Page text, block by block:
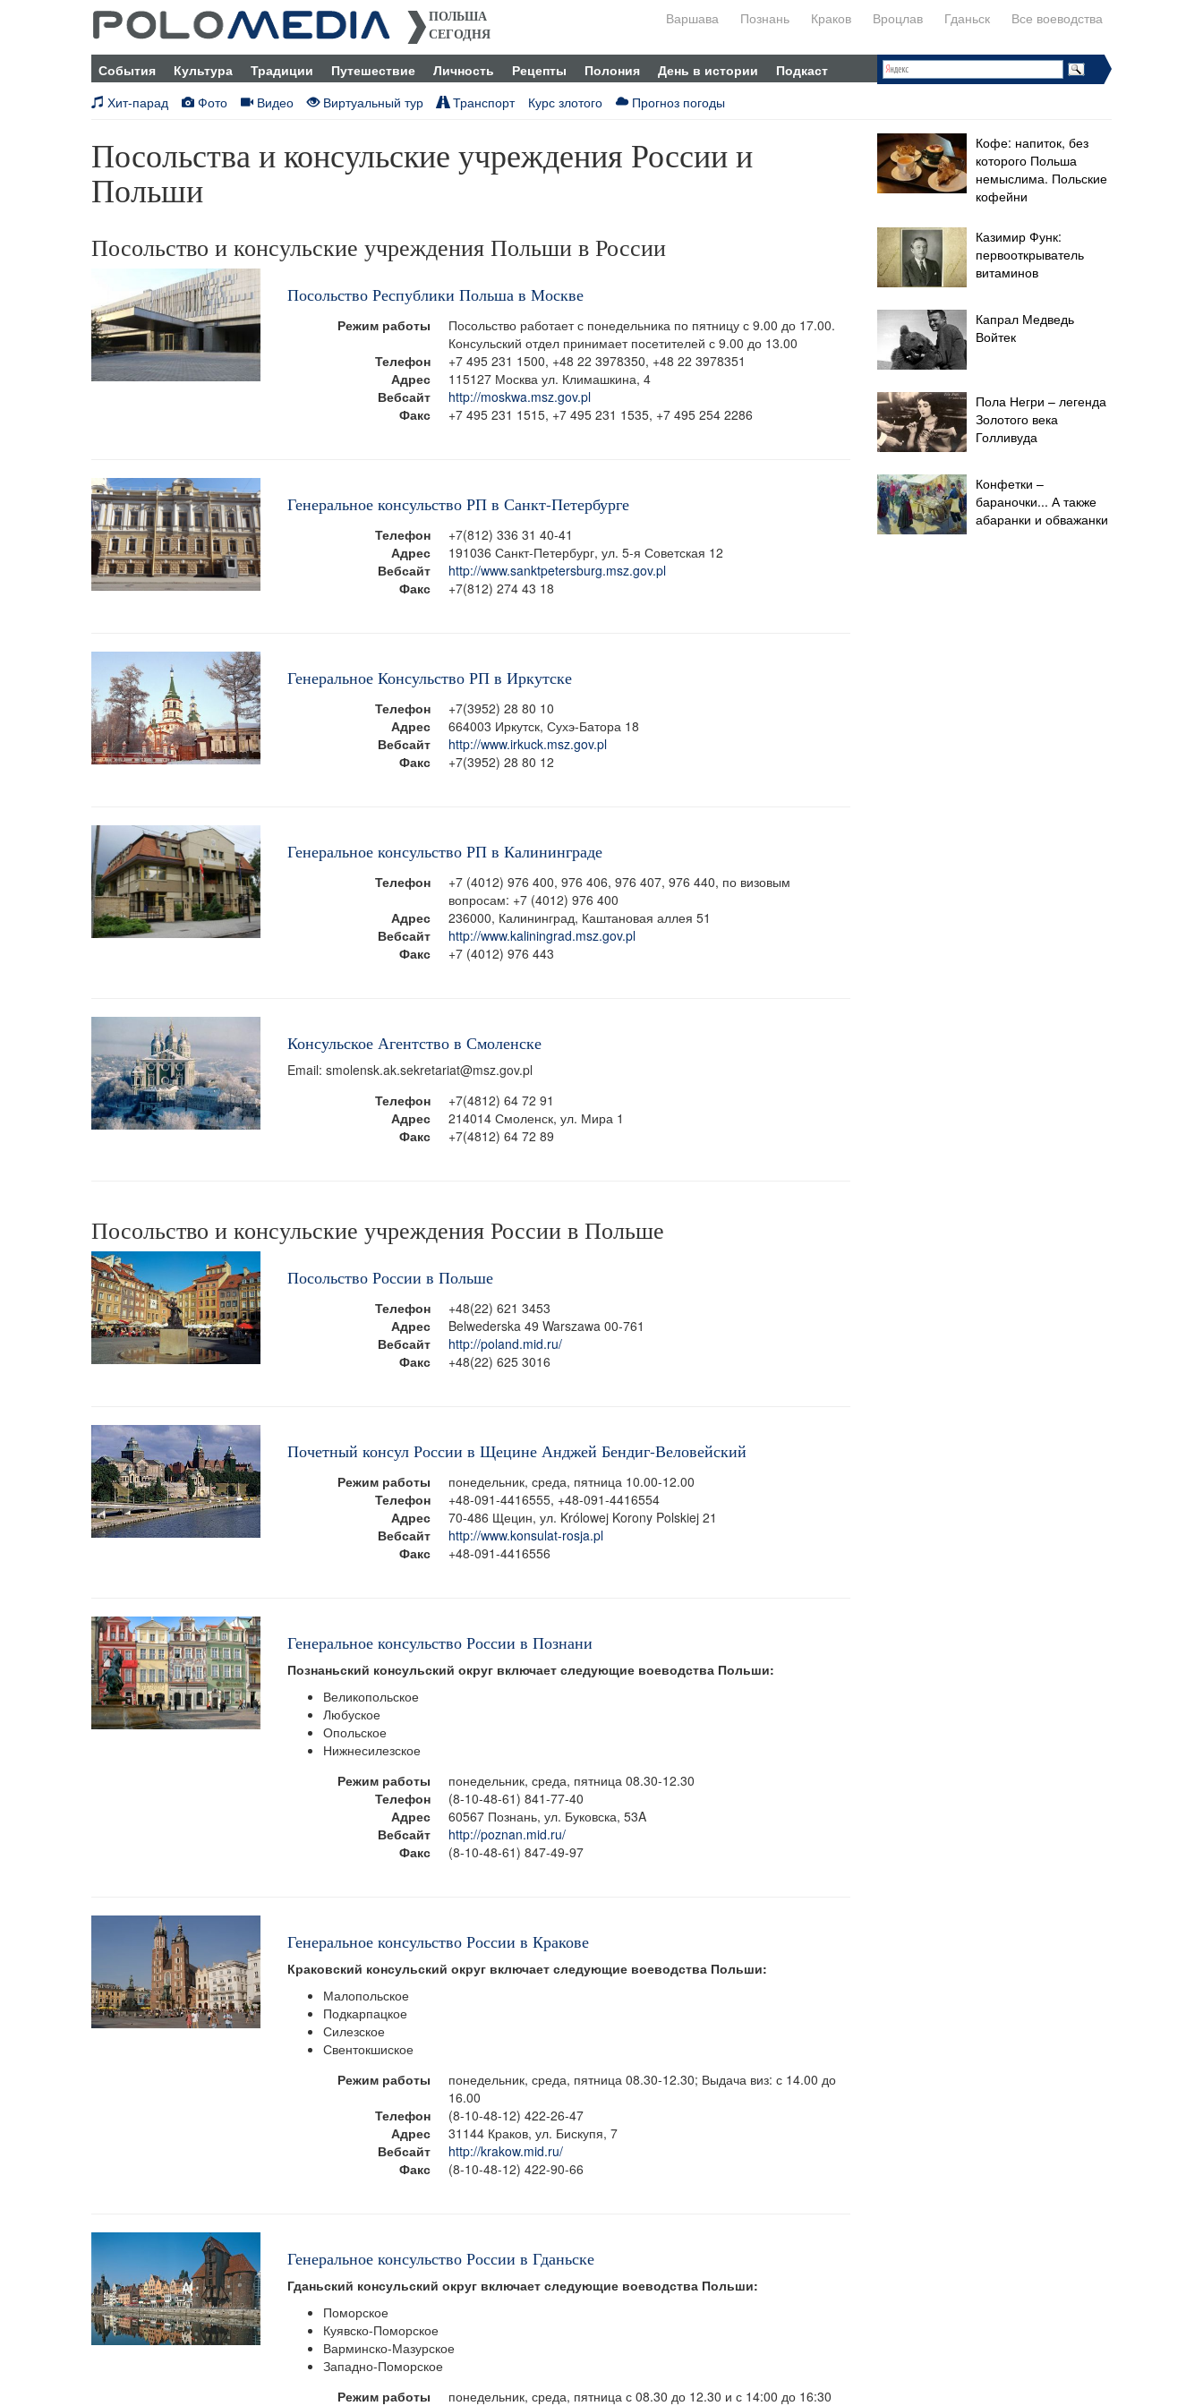
ПОЛЬША
СЕГОДНЯ
Варшава Познань Краков Вроцлав Гданьск Все воеводства
События Культура Традиции Путешествие Личность Рецепты Полония День в истории
Подкаст
Хит-парад
Фото Видео Виртуальный тур Транспорт Курс злотого Прогноз погоды
Посольства и консульские учреждения России и
Польши
Посольство и консульские учреждения Польши в России
Посольство Республики Польша в Москве
Режим работы
Посольство работает с понедельника по пятницу с 9.00 до 17.00.
Консульский отдел принимает посетителей с 9.00 до 13.00
Телефон
+7 495 231 1500, +48 22 3978350, +48 22 3978351
Адрес
115127 Москва ул. Климашкина, 4
Вебсайт
http://moskwa.msz.gov.pl
Факс
+7 495 231 1515, +7 495 231 1535, +7 495 254 2286
Генеральное консульство РП в Санкт-Петербурге
Телефон
+7(812) 336 31 40-41
Адрес
191036 Санкт-Петербург, ул. 5-я Советская 12
Вебсайт
http://www.sanktpetersburg.msz.gov.pl
Факс
+7(812) 274 43 18
Генеральное Консульство РП в Иркутске
Телефон
+7(3952) 28 80 10
Адрес
664003 Иркутск, Сухэ-Батора 18
Вебсайт
http://www.irkuck.msz.gov.pl
Факс
+7(3952) 28 80 12
Генеральное консульство РП в Калининграде
Телефон
+7 (4012) 976 400, 976 406, 976 407, 976 440, по визовым
вопросам: +7 (4012) 976 400
Адрес
236000, Калининград, Каштановая аллея 51
Вебсайт
http://www.kaliningrad.msz.gov.pl
Факс
+7 (4012) 976 443
Консульское Агентство в Смоленске
Email: smolensk.ak.sekretariat@msz.gov.pl
Телефон
+7(4812) 64 72 91
Адрес
214014 Смоленск, ул. Мира 1
Факс
+7(4812) 64 72 89
Посольство и консульские учреждения России в Польше
Посольство России в Польше
Телефон
+48(22) 621 3453
Адрес
Belwederska 49 Warszawa 00-761
Вебсайт
http://poland.mid.ru/
Факс
+48(22) 625 3016
Почетный консул России в Щецине Анджей Бендиг-Веловейский
Режим работы
понедельник, среда, пятница 10.00-12.00
Телефон
+48-091-4416555, +48-091-4416554
Адрес
70-486 Щецин, ул. Królowej Korony Polskiej 21
Вебсайт
http://www.konsulat-rosja.pl
Факс
+48-091-4416556
Генеральное консульство России в Познани
Познаньский консульский округ включает следующие воеводства Польши:
Великопольское
Любуское
Опольское
Нижнесилезское
Режим работы
понедельник, среда, пятница 08.30-12.30
Телефон
(8-10-48-61) 841-77-40
Адрес
60567 Познань, ул. Буковска, 53A
Вебсайт
http://poznan.mid.ru/
Факс
(8-10-48-61) 847-49-97
Генеральное консульство России в Кракове
Краковский консульский округ включает следующие воеводства Польши:
Малопольское
Подкарпацкое
Силезское
Свентокшиское
Режим работы
понедельник, среда, пятница 08.30-12.30; Выдача виз: с 14.00 до
16.00
Телефон
(8-10-48-12) 422-26-47
Адрес
31144 Краков, ул. Бискупя, 7
Вебсайт
http://krakow.mid.ru/
Факс
(8-10-48-12) 422-90-66
Генеральное консульство России в Гданьске
Гданьский консульский округ включает следующие воеводства Польши:
Поморское
Куявско-Поморское
Варминско-Мазурское
Западно-Поморское
Режим работы
понедельник, среда, пятница с 08.30 до 12.30 и с 14:00 до 16:30
Кофе: напиток, без
которого Польша
немыслима. Польские
кофейни
Казимир Функ:
первооткрыватель
витаминов
Капрал Медведь
Войтек
Пола Негри – легенда
Золотого века
Голливуда
Конфетки –
бараночки... А также
абаранки и обважанки